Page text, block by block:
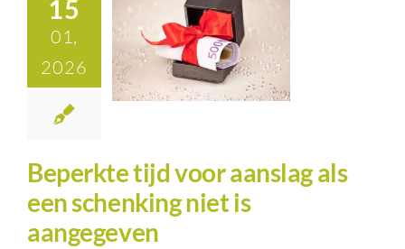
15
01,
2026
Beperkte tijd voor aanslag als
een schenking niet is
aangegeven